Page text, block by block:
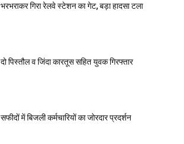
भरभराकर गिरा रेलवे स्टेशन का गेट, बड़ा हादसा टला
दो पिस्तौल व जिंदा कारतूस सहित युवक गिरफ्तार
सफीदों में बिजली कर्मचारियों का जोरदार प्रदर्शन